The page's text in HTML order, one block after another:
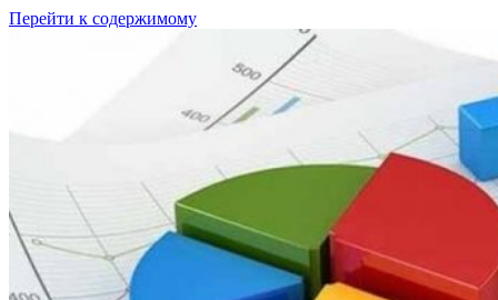
Перейти к содержимому